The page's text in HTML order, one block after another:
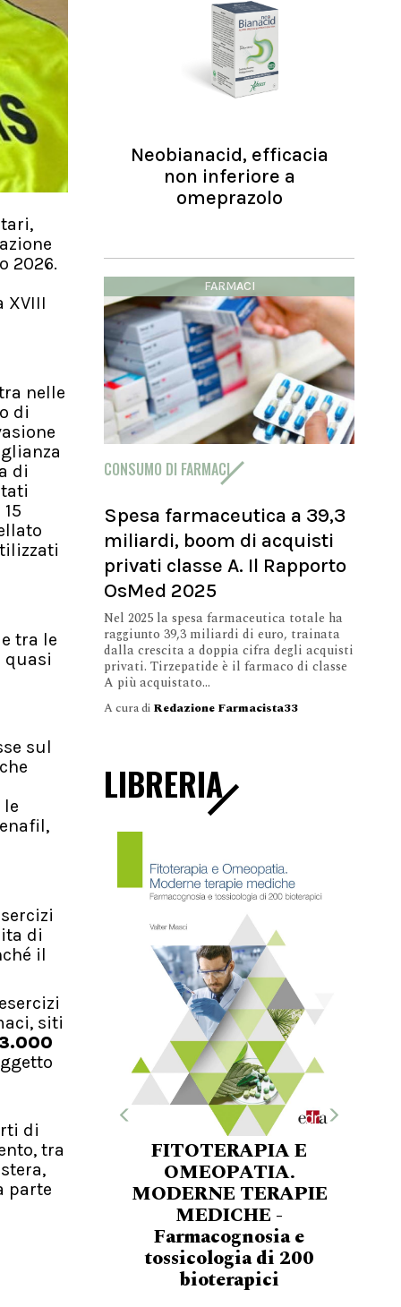
2026.
nelle
di
di
tra le
quasi
sul
di
il
siti
di
tra
parte
Neobianacid, efficacia
non inferiore a
omeprazolo
FARMACI
CONSUMO DI FARMACI
Spesa farmaceutica a 39,3
miliardi, boom di acquisti
privati classe A. Il Rapporto
OsMed 2025
Nel 2025 la spesa farmaceutica totale ha
raggiunto 39,3 miliardi di euro, trainata
dalla crescita a doppia cifra degli acquisti
privati. Tirzepatide è il farmaco di classe
A più acquistato...
A cura di Redazione Farmacista33
LIBRERIA
FITOTERAPIA E
OMEOPATIA.
MODERNE TERAPIE
MEDICHE -
Farmacognosia e
tossicologia di 200
bioterapici